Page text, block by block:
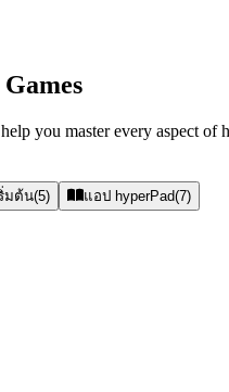
you master every aspect of
มต้น(5) แอป hyperPad(7)